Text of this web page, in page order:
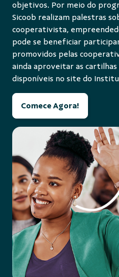
objetivos. Por meio do
Sicoob realizam palestras
cooperativista,
pode se beneficiar
promovidos pelas
ainda aproveitar as
disponíveis no site do
Comece Agora!